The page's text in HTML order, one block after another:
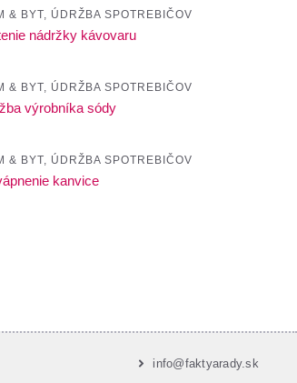
& BYT, ÚDRŽBA SPOTREBIČOV
nádržky kávovaru
& BYT, ÚDRŽBA SPOTREBIČOV
výrobníka sódy
& BYT, ÚDRŽBA SPOTREBIČOV
kanvice
info@faktyarady.sk